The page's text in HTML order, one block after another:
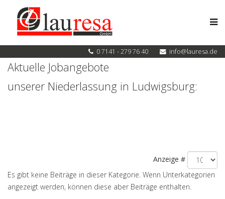
0 7141 - 279 76 40 info@lauresa.de
Aktuelle Jobangebote
unserer Niederlassung in Ludwigsburg:
Anzeige #
Es gibt keine Beiträge in dieser Kategorie. Wenn Unterkategorien
angezeigt werden, können diese aber Beiträge enthalten.